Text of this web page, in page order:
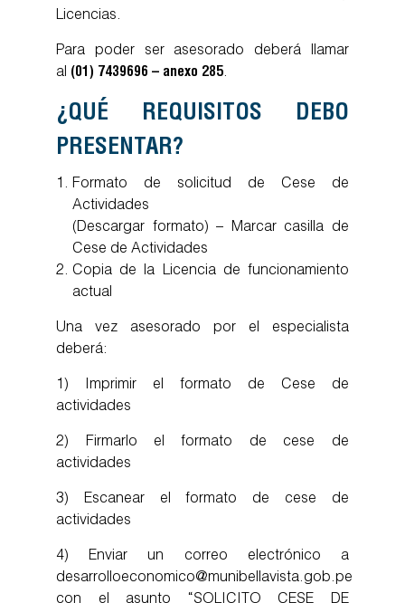
Licencias.
Para poder ser asesorado deberá llamar
al (01) 7439696 – anexo 285.
¿QUÉ REQUISITOS DEBO
PRESENTAR?
Formato de solicitud de Cese de
Actividades
(Descargar formato) – Marcar casilla de
Cese de Actividades
Copia de la Licencia de funcionamiento
actual
Una vez asesorado por el especialista
deberá:
1) Imprimir el formato de Cese de
actividades
2) Firmarlo el formato de cese de
actividades
3) Escanear el formato de cese de
actividades
4) Enviar un correo electrónico a
desarrolloeconomico@munibellavista.gob.pe